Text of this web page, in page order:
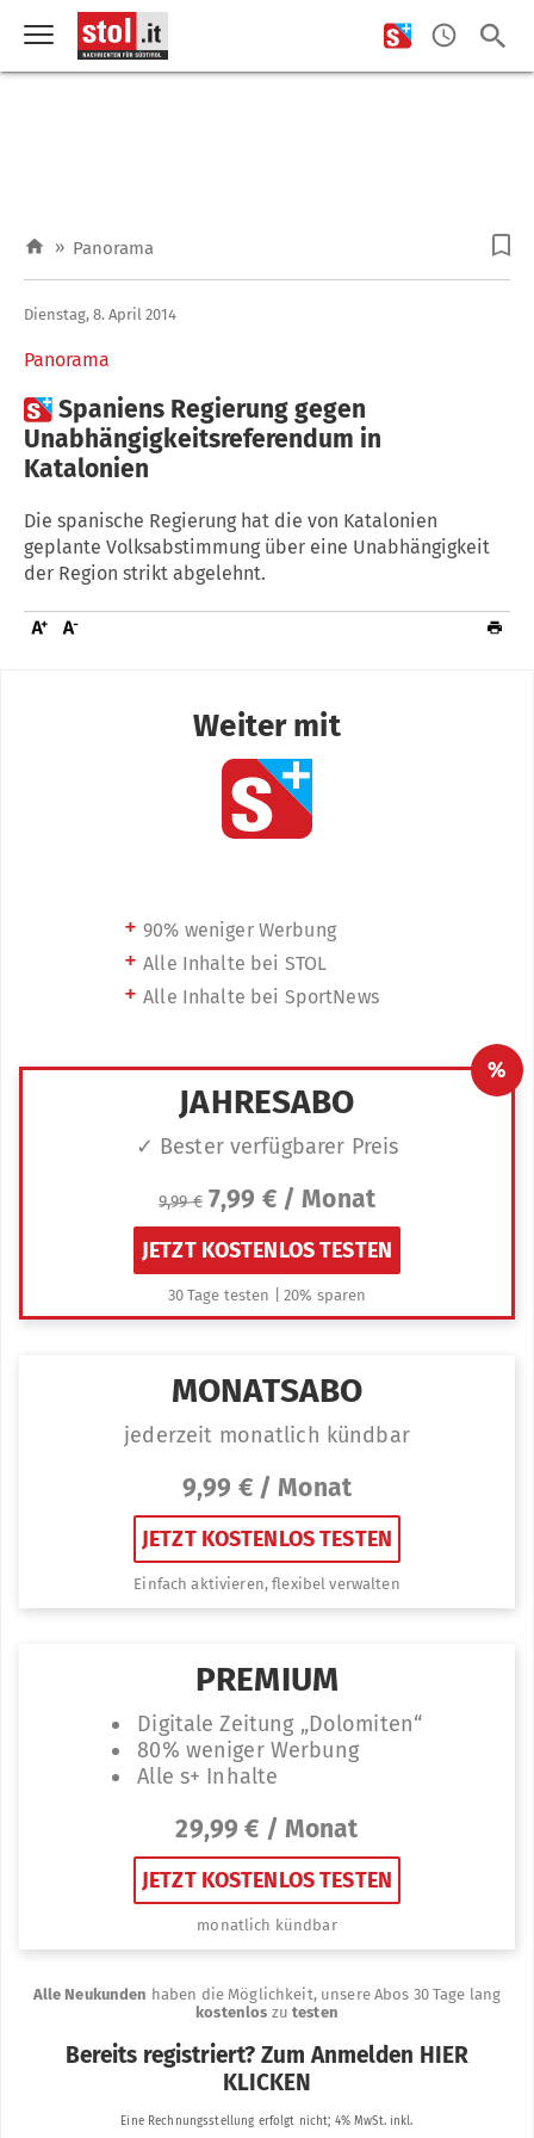
» Panorama
Panorama
Dienstag, 8. April 2014
Spaniens Regierung gegen
Unabhängigkeitsreferendum in
Katalonien
Die spanische Regierung hat die von Katalonien
geplante Volksabstimmung über eine Unabhängigkeit
der Region strikt abgelehnt.